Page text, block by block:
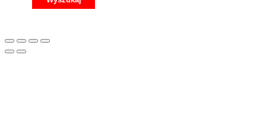
Scroll
to